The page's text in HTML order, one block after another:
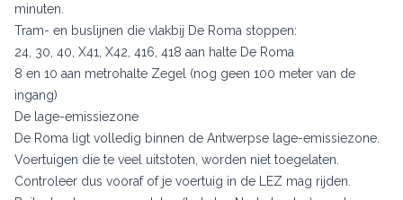
minuten.
Tram- en buslijnen die vlakbij De Roma stoppen:
24, 30, 40, X41, X42, 416, 418 aan halte De Roma
8 en 10 aan metrohalte Zegel (nog geen 100 meter van de
ingang)
De lage-emissiezone
De Roma ligt volledig binnen de Antwerpse lage-emissiezone.
Voertuigen die te veel uitstoten, worden niet toegelaten.
Controleer dus vooraf of je voertuig in de LEZ mag rijden.